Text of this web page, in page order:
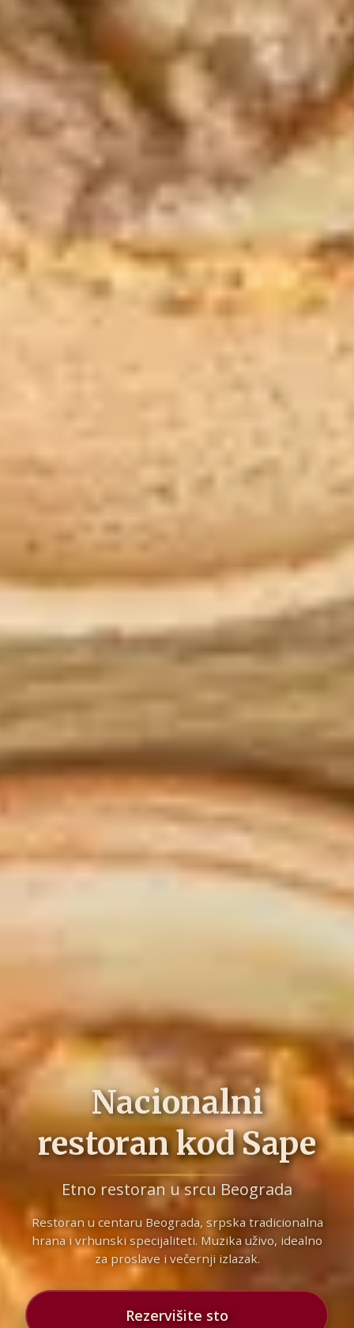
Nacionalni
restoran kod Sape
Etno restoran u srcu Beograda
Restoran u centaru Beograda, srpska tradicionalna
hrana i vrhunski specijaliteti. Muzika uživo, idealno
za proslave i večernji izlazak.
Rezervišite sto